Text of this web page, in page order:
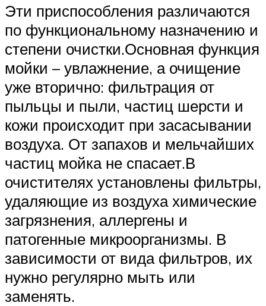
Эти приспособления различаются
по функциональному назначению и
степени очистки.Основная функция
мойки – увлажнение, а очищение
уже вторично: фильтрация от
пыльцы и пыли, частиц шерсти и
кожи происходит при засасывании
воздуха. От запахов и мельчайших
частиц мойка не спасает.В
очистителях установлены фильтры,
удаляющие из воздуха химические
загрязнения, аллергены и
патогенные микроорганизмы. В
зависимости от вида фильтров, их
нужно регулярно мыть или
заменять.